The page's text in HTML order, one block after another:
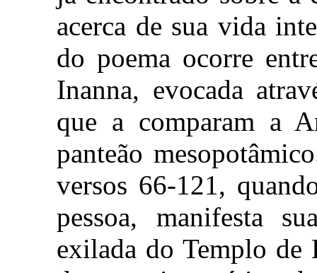
acerca de sua vida
do poema ocorre
Inanna, evocada
que a comparam a
panteão
versos 66-121,
pessoa, manifesta
exilada do Templo de